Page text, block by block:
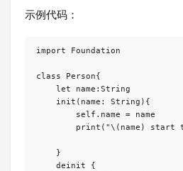
示例代码：
import Foundation
class Person{
    let name:String
    init(name: String){
        self.name = name
print("\(name) start
    }
    deinit {